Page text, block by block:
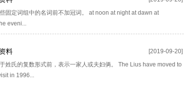
固定词组中的名词前不加冠词。 at noon at night at dawn at
eveni...
料
[2019-09-20]
姓氏的复数形式前，表示一家人或夫妇俩。 The Lius have moved to
in 1996...